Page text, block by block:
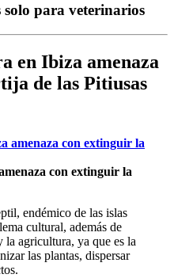
solo para veterinarios
en Ibiza amenaza
de las Pitiusas
con extinguir la
endémico de las islas
cultural, además de
la agricultura, ya que es la
las plantas, dispersar